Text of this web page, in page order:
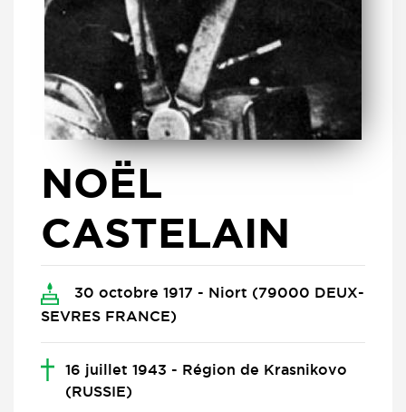
NOËL
CASTELAIN
30 octobre 1917 - Niort (79000 DEUX-
SEVRES FRANCE)
16 juillet 1943 - Région de Krasnikovo
(RUSSIE)